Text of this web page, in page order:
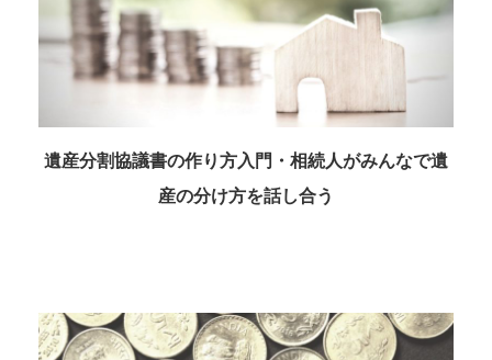
遺産分割協議書の作り方入門・相続人がみんなで遺
産の分け方を話し合う